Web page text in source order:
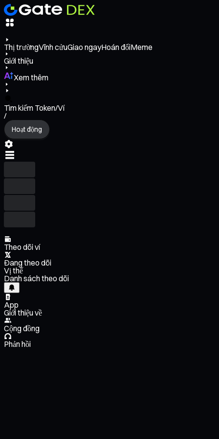
Thị trườngVĩnh cửuGiao ngayHoán đổiMeme
Giới thiệu
Xem thêm
Tìm kiếm Token/Ví
/
Hoạt động
Theo dõi ví
Đang theo dõi
Vị thế
Danh sách theo dõi
App
Giới thiệu về
Cộng đồng
Phản hồi